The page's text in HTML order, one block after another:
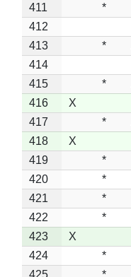
411
*
412
413
*
414
415
*
416
X
417
*
418
X
419
*
420
*
421
*
422
*
423
X
424
*
425
*